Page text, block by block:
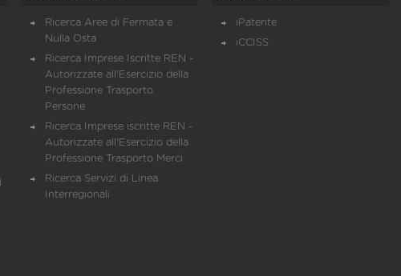
Ricerca Aree di Fermata e
Nulla Osta
Ricerca Imprese Iscritte REN -
Autorizzate all'Esercizio della
Professione Trasporto
Persone
Ricerca Imprese iscritte REN -
Autorizzate all'Esercizio della
Professione Trasporto Merci
Ricerca Servizi di Linea
Interregionali
iPatente
iCCISS